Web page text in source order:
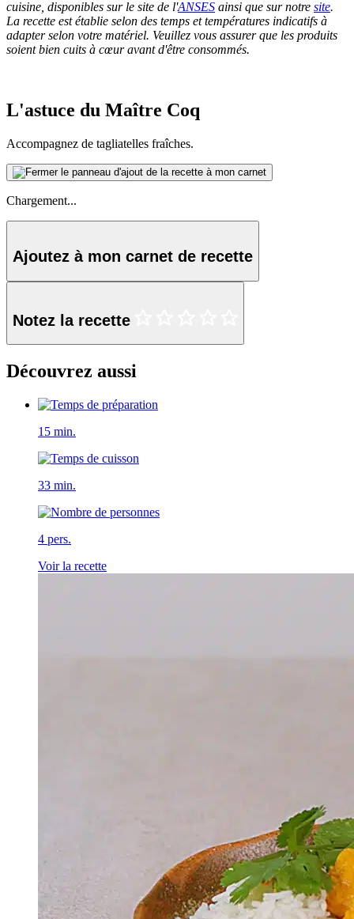
cuisine, disponibles sur le site de l'ANSES ainsi que sur notre site.
La recette est établie selon des temps et températures indicatifs à
adapter selon votre matériel. Veuillez vous assurer que les produits
soient bien cuits à cœur avant d'être consommés.
L'astuce du Maître Coq
Accompagnez de tagliatelles fraîches.
Chargement...
Ajoutez à mon carnet de recette
Notez la recette
Découvrez aussi
15 min.
33 min.
4 pers.
Voir la recette